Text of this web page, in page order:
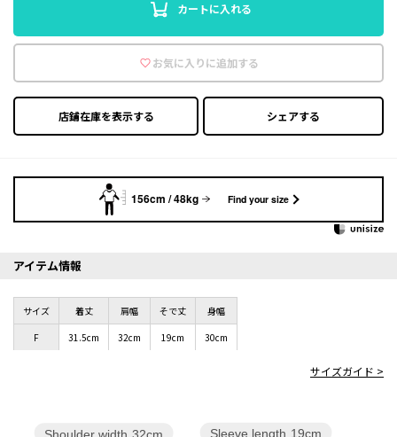
カートに入れる
お気に入りに追加する
店鋪在庫を表示する シェアする
156cm / 48kg Find your size
アイテム情報
サイズ 着丈 肩幅 そで丈
身幅
F
31.5cm 32cm 19cm 30cm
サイズガイド >
Sleeve length 19cm
Shoulder width 32cm